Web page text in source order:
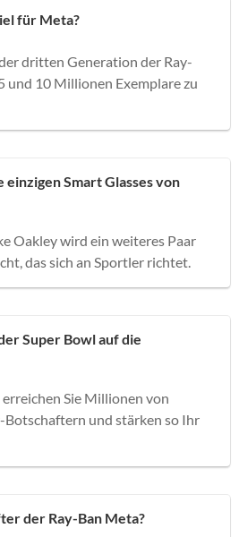
für Meta?
dritten Generation der Ray-
und 10 Millionen Exemplare zu
einzigen Smart Glasses von
Oakley wird ein weiteres Paar
das sich an Sportler richtet.
Super Bowl auf die
Sie Millionen von
Botschaftern und stärken so Ihr
der Ray-Ban Meta?